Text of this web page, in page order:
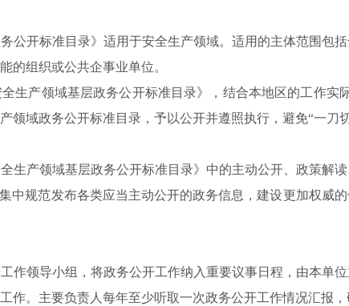
开标准目录》适用于安全生产领域。适用的主体范围包
的组织或公共企事业单位。
产领域基层政务公开标准目录》，结合本地区的工作实
领域政务公开标准目录，予以公开并遵照执行，避免“一刀
产领域基层政务公开标准目录》中的主动公开、政策解
中规范发布各类应当主动公开的政务信息，建设更加权威
领导小组，将政务公开工作纳入重要议事日程，由本单位
作。主要负责人每年至少听取一次政务公开工作情况汇报，